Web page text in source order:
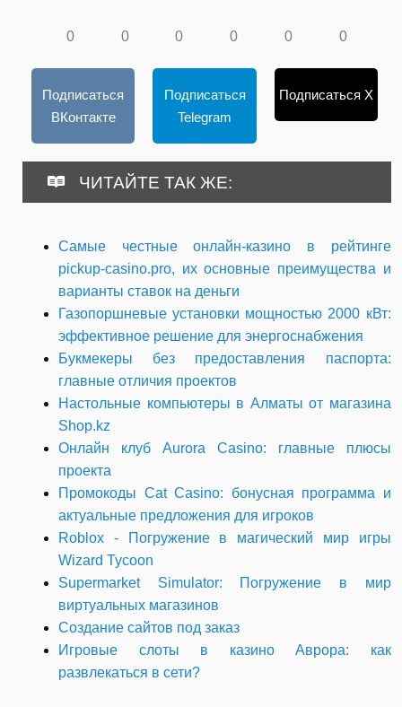
0 0 0 0 0 0
Подписаться
ВКонтакте
Подписаться
Telegram
Подписаться X
ЧИТАЙТЕ ТАК ЖЕ:
Самые честные онлайн-казино в рейтинге
pickup-casino.pro, их основные преимущества и
варианты ставок на деньги
Газопоршневые установки мощностью 2000 кВт:
эффективное решение для энергоснабжения
Букмекеры без предоставления паспорта:
главные отличия проектов
Настольные компьютеры в Алматы от магазина
Shop.kz
Онлайн клуб Aurora Casino: главные плюсы
проекта
Промокоды Cat Casino: бонусная программа и
актуальные предложения для игроков
Roblox - Погружение в магический мир игры
Wizard Tycoon
Supermarket Simulator: Погружение в мир
виртуальных магазинов
Создание сайтов под заказ
Игровые слоты в казино Аврора: как
развлекаться в сети?